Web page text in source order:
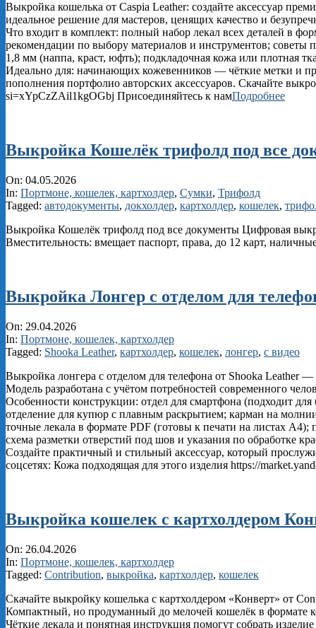
Выкройка кошелька от Caspia Leather: создайте аксессуар
идеальное решение для мастеров, ценящих качество и
Что входит в комплект: полный набор лекал всех деталей в
рекомендации по выбору материалов и инструментов;
1,8 мм (наппа, краст, юфть); подкладочная кожа или плотная
Идеально для: начинающих кожевенников — чёткие метки и
пополнения портфолио авторских аксессуаров. Скачайте
si=xYpCzZAil1kgOGbj Присоединяйтесь к намПодробнее
Выкройка Кошелёк трифолд под все
2026-
05-
04
On: 04.05.2026
In: Портмоне, кошелек, картхолдер, Сумки, Трифолд
Tagged: автодокументы, докхолдер, картхолдер, кошелек,
Выкройка Кошелёк трифолд под все документы Цифровая
Вместительность: вмещает паспорт, права, до 12 карт,
Выкройка Лонгер с отделом для
2026-
04-
29
On: 29.04.2026
In: Портмоне, кошелек, картхолдер
Tagged: Shooka Leather, картхолдер, кошелек, лонгер, с видео
Выкройка лонгера с отделом для телефона от Shooka
Модель разработана с учётом потребностей современного
Особенности конструкции: отдел для смартфона (подходит
отделение для купюр с плавным раскрытием; карман на
точные лекала в формате PDF (готовы к печати на листах
схема разметки отверстий под шов и указания по обработке
Создайте практичный и стильный аксессуар, который
соцсетях: Кожа подходящая для этого изделия https://
Выкройка кошелек с картхолдером
2026-
04-
26
On: 26.04.2026
In: Портмоне, кошелек, картхолдер
Tagged: Contribution, выкройка, картхолдер, кошелек
Скачайте выкройку кошелька с картхолдером «Конверт» от
Компактный, но продуманный до мелочей кошелёк в формате
Чёткие лекала и понятная инструкция помогут собрать